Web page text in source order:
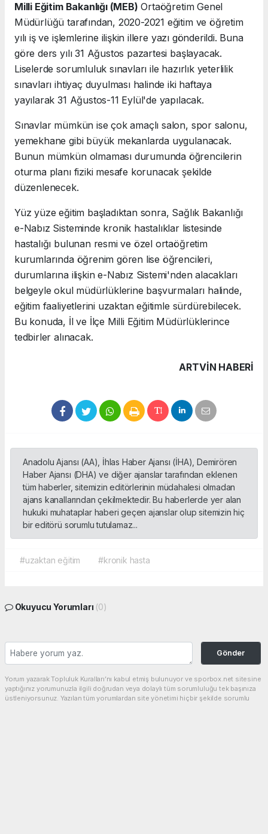
Milli Eğitim Bakanlığı (MEB) Ortaöğretim Genel
Müdürlüğü tarafından, 2020-2021 eğitim ve öğretim
yılı iş ve işlemlerine ilişkin illere yazı gönderildi. Buna
göre ders yılı 31 Ağustos pazartesi başlayacak.
Liselerde sorumluluk sınavları ile hazırlık yeterlilik
sınavları ihtiyaç duyulması halinde iki haftaya
yayılarak 31 Ağustos-11 Eylül'de yapılacak.
Sınavlar mümkün ise çok amaçlı salon, spor salonu,
yemekhane gibi büyük mekanlarda uygulanacak.
Bunun mümkün olmaması durumunda öğrencilerin
oturma planı fiziki mesafe korunacak şekilde
düzenlenecek.
Yüz yüze eğitim başladıktan sonra, Sağlık Bakanlığı
e-Nabız Sisteminde kronik hastalıklar listesinde
hastalığı bulunan resmi ve özel ortaöğretim
kurumlarında öğrenim gören lise öğrencileri,
durumlarına ilişkin e-Nabız Sistemi'nden alacakları
belgeyle okul müdürlüklerine başvurmaları halinde,
eğitim faaliyetlerini uzaktan eğitimle sürdürebilecek.
Bu konuda, İl ve İlçe Milli Eğitim Müdürlüklerince
tedbirler alınacak.
ARTVIN HABERİ
Anadolu Ajansı (AA), İhlas Haber Ajansı (İHA), Demirören
Haber Ajansı (DHA) ve diğer ajanslar tarafından eklenen
tüm haberler, sitemizin editörlerinin müdahalesi olmadan
ajans kanallarından çekilmektedir. Bu haberlerde yer alan
hukuki muhataplar haberi geçen ajanslar olup sitemizin hiç
bir editörü sorumlu tutulamaz...
#uzaktan eğitim #kronik hasta
Okuyucu Yorumları (0)
Gönder
Yorum yazarak Topluluk Kuralları’nı kabul etmiş bulunuyor ve sporbox.net sitesine
yaptığınız yorumunuzla ilgili doğrudan veya dolaylı tüm sorumluluğu tek başınıza
üstleniyorsunuz. Yazılan tüm yorumlardan site yönetimi hiçbir şekilde sorumlu